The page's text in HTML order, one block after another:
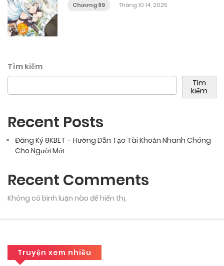
Chương 89 Tháng 10 14, 2025
Tìm kiếm
Tìm
kiếm
Recent Posts
Đăng Ký 8KBET – Hướng Dẫn Tạo Tài Khoản Nhanh Chóng
Cho Người Mới
Recent Comments
Không có bình luận nào để hiển thị.
Truyện xem nhiều